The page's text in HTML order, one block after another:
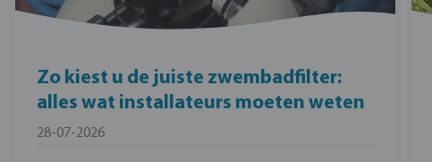
Zo kiest u de juiste zwembadfilter:
alles wat installateurs moeten weten
28-07-2026